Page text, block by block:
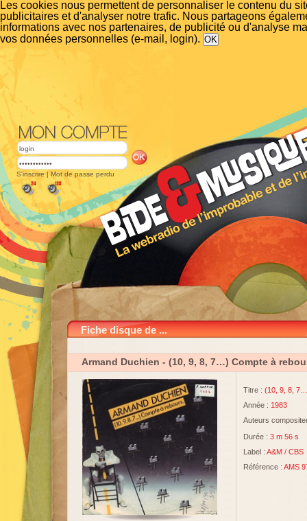
Les cookies nous permettent de personnaliser le contenu du
publicitaires et d'analyser notre trafic. Nous partageons
informations avec nos partenaires, de publicité ou d'analyse
vos données personnelles (e-mail, login).
S'inscrire | Mot de passe perdu
Fiche disque de ...
Armand Duchien - (10, 9, 8, 7…) Compte à
Titre : (10, 9, 8,
Année : 1983
Auteurs
Durée : 3 m 56 s
Label : A&M / CBS
Référence : AMS